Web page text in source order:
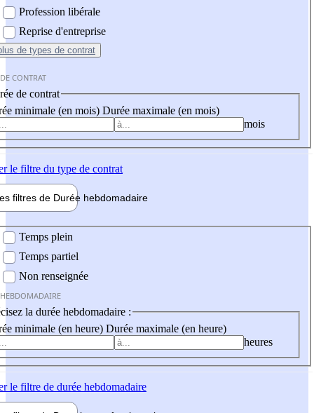
Profession libérale
Reprise d'entreprise
de types de contrat
CONTRAT
de contrat
minimale (en mois) Durée maximale (en mois)
mois
le filtre du type de contrat
filtres de Durée hebdomadaire
Temps plein
Temps partiel
Non renseignée
la durée hebdomadaire :
minimale (en heure) Durée maximale (en heure)
heures
le filtre de durée hebdomadaire